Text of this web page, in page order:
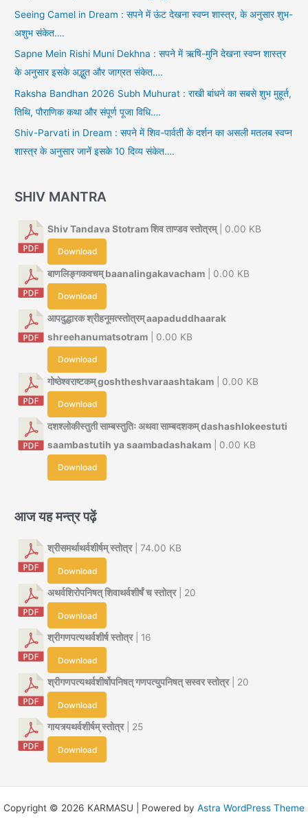
Seeing Camel in Dream : सपने में ऊंट देखना स्वप्न शास्त्र, के अनुसार शुभ-
अशुभ संकेत….
Sapne Mein Rishi Muni Dekhna : सपने में ऋषि-मुनि देखना स्वप्न शास्त्र
के अनुसार इसके अद्भुत और जाग्रत संकेत….
Raksha Bandhan 2026 Subh Muhurat : राखी बांधने का सबसे शुभ मुहूर्त,
तिथि, पौराणिक कथा और संपूर्ण पूजा विधि….
Shiv-Parvati in Dream : सपने में शिव-पार्वती के दर्शन का असली मतलब स्वप्न
शास्त्र के अनुसार जानें इसके 10 दिव्य संकेत….
SHIV MANTRA
Shiv Tandava Stotram शिव ताण्डव स्तोत्रम्| 0.00 KB
Download
बाणलिङ्गकवचम् baanalingakavacham | 0.00 KB
Download
आपदुद्धारक श्रीहनूमत्स्तोत्रम् aapaduddhaarak
shreehanumatsotram | 0.00 KB
Download
गोष्ठेश्वराष्टकम् goshtheshvaraashtakam | 0.00 KB
Download
दशश्लोकीस्तुती साम्बस्तुतिः अथवा साम्बदशकम् dashashlokeestuti
saambastutih ya saambadashakam | 0.00 KB
Download
आज यह मन्त्र पढ़ें
श्रीसमर्थाथर्वशीर्षम् स्तोत्र| 74.00 KB
Download
अथर्वशिरोपनिषत् शिवाथर्वशीर्षं च स्तोत्र| 20
Download
श्रीगणपत्यथर्वशीर्ष स्तोत्र| 16
Download
श्रीगणपत्यथर्वशीर्षोपनिषत् गणपत्युपनिषत् सस्वर स्तोत्र| 20
Download
गायत्र्यथर्वशीर्षम् स्तोत्र| 25
Download
Copyright © 2026 KARMASU | Powered by Astra WordPress Theme